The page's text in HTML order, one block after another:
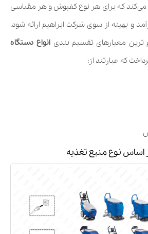
که برای هر نوع کفپوش و هر مقیاسی
و بهینه از سوی شرکت ابراهیم ارائه شود.
ترین معیارهای تقسیم بندی انواع دستگاه
که عبارتند از:
اساس نوع منبع تغذیه